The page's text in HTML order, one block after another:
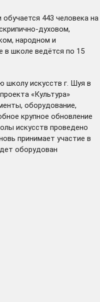
443 человека на
духовом,
народном и
в школе ведётся по 15
школу искусств г. Шуя в
«Культура»
оборудование,
крупное обновление
искусств проведено
принимает участие в
оборудован